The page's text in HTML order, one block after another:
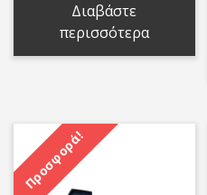
5,00 €.
4,01 €.
Διαβάστε
περισσότερα
Προσφορά!